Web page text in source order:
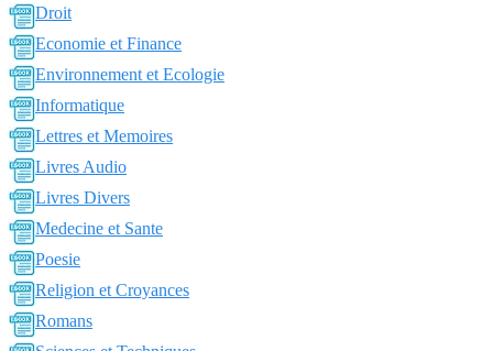
Droit
Economie et Finance
Environnement et Ecologie
Informatique
Lettres et Memoires
Livres Audio
Livres Divers
Medecine et Sante
Poesie
Religion et Croyances
Romans